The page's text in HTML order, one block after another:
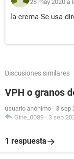
28 may 2020 a
la crema Se usa
Discusiones similares
VPH o granos
usuario anónimo - 3 sep
Gine_0089 - 3 sep
1 respuesta